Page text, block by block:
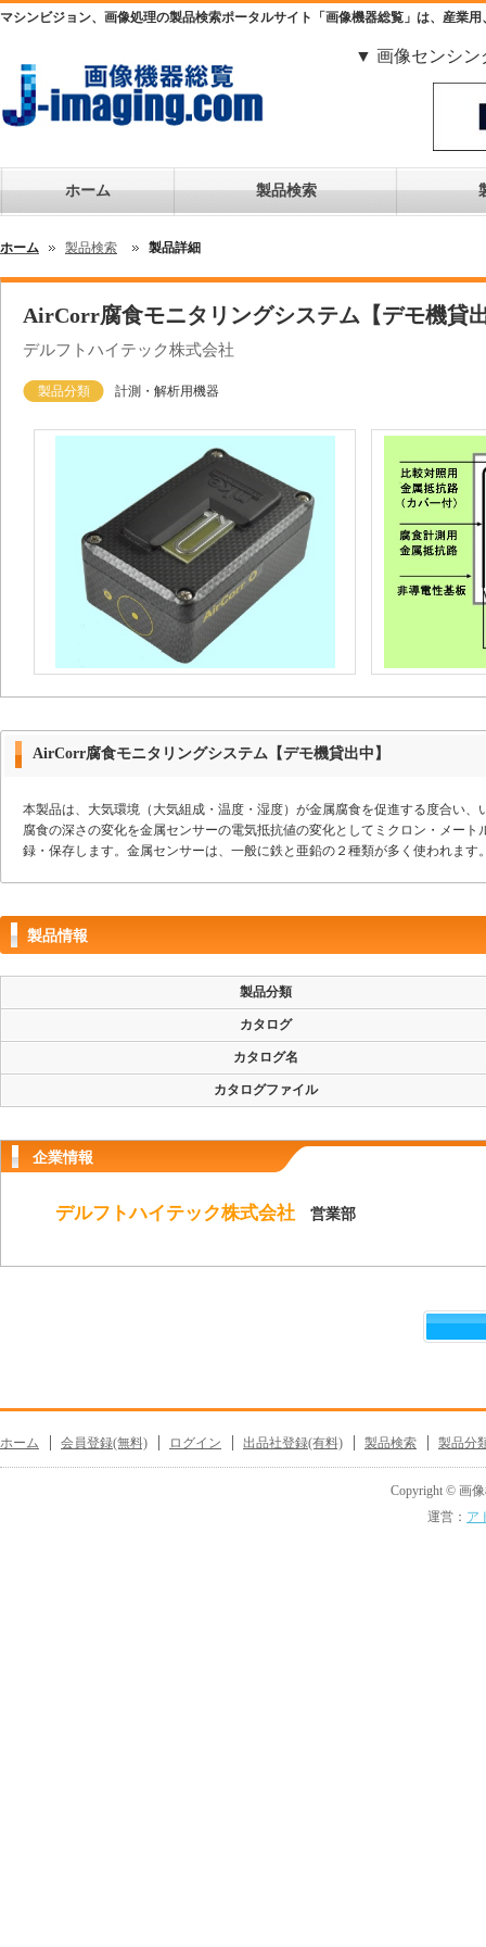
マシンビジョン、画像処理の製品検索ポータルサイト「画像機器総覧」は、産業
▼ 画像センシ
ホーム 製品検索
ホーム 製品検索 製品詳細
AirCorr腐食モニタリングシステム【デモ機貸
デルフトハイテック株式会社
製品分類 計測・解析用機器
AirCorr腐食モニタリングシステム【デモ機貸出中】
本製品は、大気環境（大気組成・温度・湿度）が金属腐食を促進する度合い
腐食の深さの変化を金属センサーの電気抵抗値の変化としてミクロン・メー
録・保存します。金属センサーは、一般に鉄と亜鉛の２種類が多く使われます
製品情報
製品分類
カタログ
カタログ名
カタログファイル
企業情報
デルフトハイテック株式会社 営業部
ホーム 会員登録(無料) ログイン 出品社登録(有料) 製品検索 製品分
Copyright © 画像
運営： ア